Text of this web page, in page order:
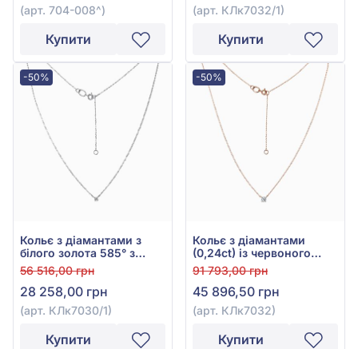
(арт. 704-008^)
Купити
(арт. КЛк7032/1)
Купити
-50%
Кольє з діамантами з
білого золота 585° з
діамантом 0,11ct, арт.
КЛк7030/1
56 516,00 грн
28 258,00 грн
(арт. КЛк7030/1)
Купити
-50%
Кольє з діамантами
(0,24ct) із червоного
золота 585°, арт.
КЛк7032
91 793,00 грн
45 896,50 грн
(арт. КЛк7032)
Купити